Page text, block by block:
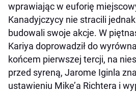
wprawiając w euforię
Kanadyjczycy nie stracili
budowali swoje akcje. W
Kariya doprowadził do
końcem pierwszej tercji, na
przed syreną, Jarome Iginla
ustawieniu Mike’a Richtera i